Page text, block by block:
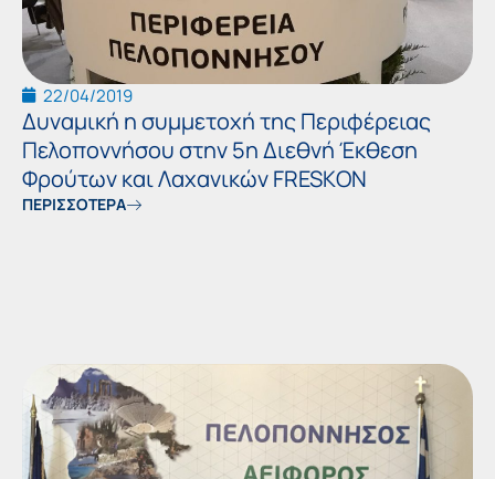
22/04/2019
Δυναμική η συμμετοχή της Περιφέρειας
Πελοποννήσου στην 5η Διεθνή Έκθεση
Φρούτων και Λαχανικών FRESKΟΝ
ΠΕΡΙΣΣΟΤΕΡΑ